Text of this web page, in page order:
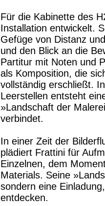
Für die Kabinette des
Installation entwickelt.
Gefüge von Distanz
und den Blick an die
Partitur mit Noten und
als Komposition, die
vollständig erschließt.
Leerstellen entsteht
»Landschaft der
verbindet.
In einer Zeit der
plädiert Frattini für
Einzelnen, dem
Materials. Seine
sondern eine
entdecken.